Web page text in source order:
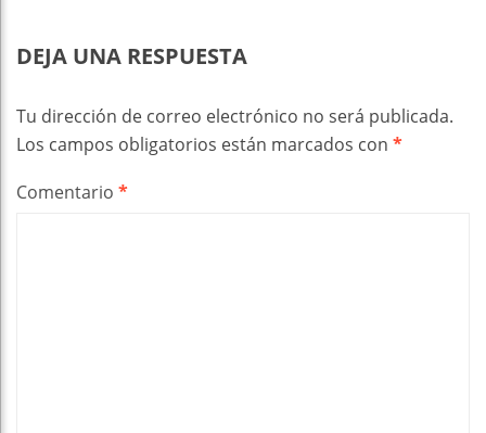
DEJA UNA RESPUESTA
Tu dirección de correo electrónico no será publicada.
Los campos obligatorios están marcados con *
Comentario *